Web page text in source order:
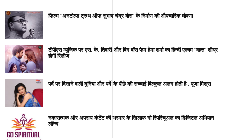
फिल्म “अनटोल्ड ट्रुथ ऑफ सुभाष चंद्र बोस” के निर्माण की औपचारिक घोषणा
टीपीएस म्यूजिक पर एस. के. तिवारी और बिग बॉस फेम हेमा शर्मा का हिन्दी एल्बम “वक़्त” शीघ्र
होगी रिलीज
पर्दे पर दिखने वाली दुनिया और पर्दे के पीछे की सच्चाई बिल्कुल अलग होती है : पूजा मिश्रा
नकारात्मक और अपराध कंटेंट की भरमार के खिलाफ गो स्पिरिचुअल का डिजिटल अभियान
लॉन्च